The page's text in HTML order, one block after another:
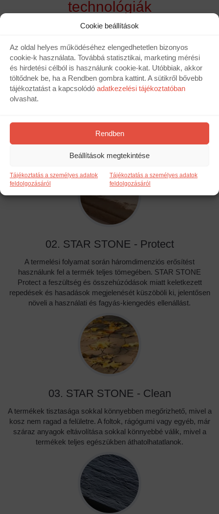
Cookie beállítások
Az oldal helyes működéséhez elengedhetetlen bizonyos
cookie-k használata. Továbbá statisztikai, marketing mérési
és hirdetési célból is használunk cookie-kat. Utóbbiak, akkor
töltődnek be, ha a Rendben gombra kattint. A sütikről bővebb
tájékoztatást a kapcsolódó adatkezelési tájékoztatóban
olvashat.
Rendben
Beállítások megtekintése
Tájékoztatás a személyes adatok
feldolgozásáról
Tájékoztatás a személyes adatok
feldolgozásáról
technológiák
A legjobb adalékanyagok termelési folyamatában való
felhasználásnak köszönhetően a termékeink utánozhatatlan
ellenállását biztosítja, ezáltal kitűnő ellenállású és tartós
termékeket hozhatunk létre
02. STAR STONE - Protect
A termelési folyamat során háromdimenziós erősítést
használunk fel a termék teljes tömegében. STAR STONE
Protect a feszültség és összehúzódások miatt keletkezett
repedések és hasadások megjelenését küszöböli ki, jelentősen
növeli a használati és fagyás-kiengedés ellenállást.
03. STAR STONE - Clean
A termékek tisztasága sokkal könnyebben megőrizhető, mivel a
kosz nem ragad a felületre. A foltok, rágógumi vagy egyéb, már
száraz anyagok eltávolítása sokkal könnyebbé válik, mivel a
termékek teljes egészükben áthatolhatatlanok.